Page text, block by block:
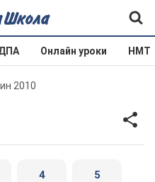
Онлайн уроки НМТ
2010
4 5